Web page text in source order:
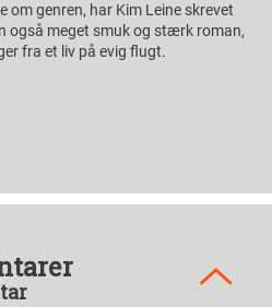
om genren, har Kim Leine skrevet
også meget smuk og stærk roman,
fra et liv på evig flugt.